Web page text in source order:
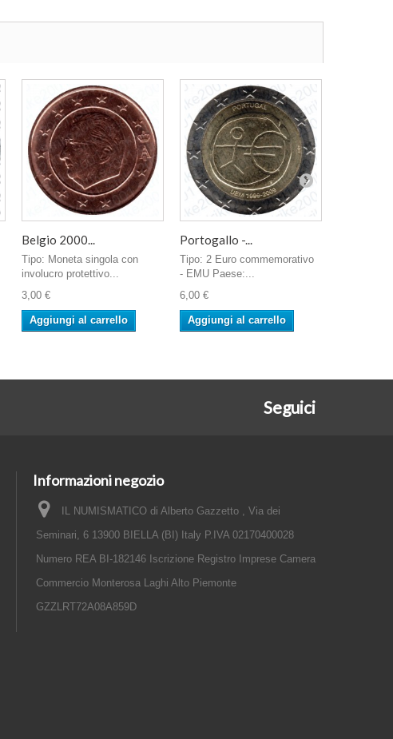
Belgio 2000...
Tipo: Moneta singola con
involucro protettivo...
3,00 €
Aggiungi al carrello
Portogallo -...
Tipo: 2 Euro commemorativo
- EMU Paese:...
6,00 €
Aggiungi al carrello
Seguici
Informazioni negozio
IL NUMISMATICO di Alberto Gazzetto , Via dei
Seminari, 6 13900 BIELLA (BI) Italy P.IVA 02170400028
Numero REA BI-182146 Iscrizione Registro Imprese Camera
Commercio Monterosa Laghi Alto Piemonte
GZZLRT72A08A859D